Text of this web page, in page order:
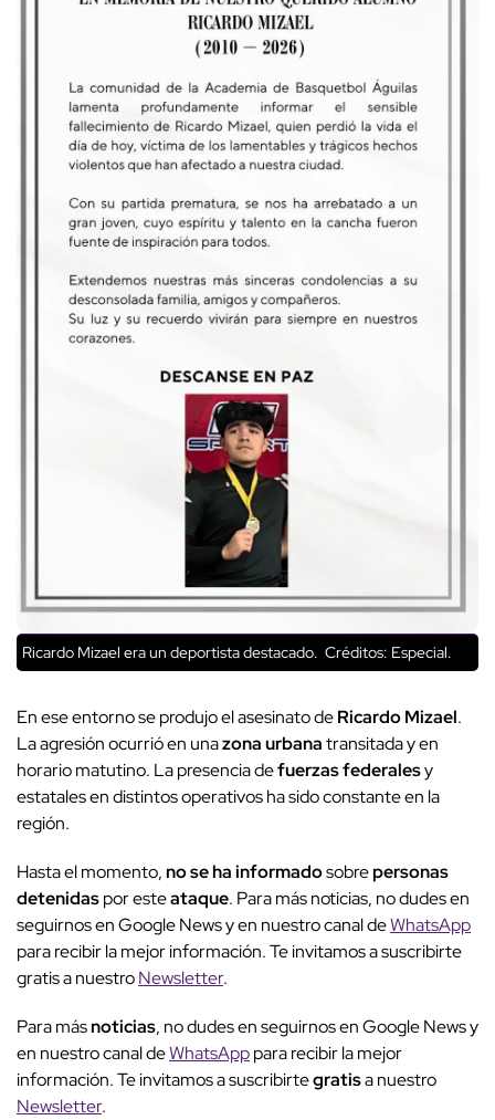
Ricardo Mizael era un deportista destacado. Créditos: Especial.
En ese entorno se produjo el asesinato deRicardo Mizael.
La agresión ocurrió en unazona urbanatransitada y en
horario matutino. La presencia defuerzas federalesy
estatales en distintos operativos ha sido constante en la
región.
Hasta el momento,no se ha informadosobrepersonas
detenidaspor esteataque. Para más noticias, no dudes en
seguirnos en Google News y en nuestro canal deWhatsApp
para recibir la mejor información. Te invitamos a suscribirte
gratis a nuestroNewsletter.
Para másnoticias, no dudes en seguirnos en Google News y
en nuestro canal deWhatsApppara recibir la mejor
información. Te invitamos a suscribirtegratisa nuestro
Newsletter.